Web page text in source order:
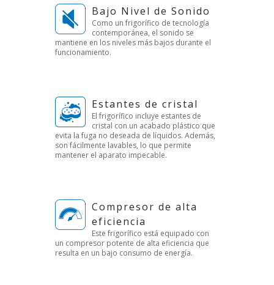
Bajo Nivel de Sonido
Como un frigorífico de tecnología
contemporánea, el sonido se
mantiene en los niveles más bajos durante el
funcionamiento.
Estantes de cristal
El frigorífico incluye estantes de
cristal con un acabado plástico que
evita la fuga no deseada de líquidos. Además,
son fácilmente lavables, lo que permite
mantener el aparato impecable.
Compresor de alta
eficiencia
Este frigorífico está equipado con
un compresor potente de alta eficiencia que
resulta en un bajo consumo de energía.